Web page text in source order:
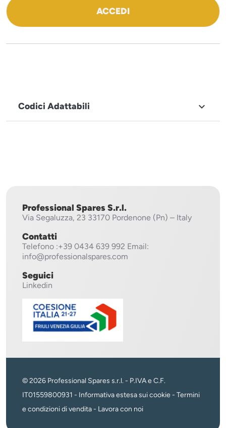
ACCEDI
Codici Adattabili 
Professional Spares S.r.l.
Via Segaluzza, 23 33170 Pordenone (Pn) – Italy
Contatti
Telefono :+39 0434 639 992 Email:
info@professionalspares.com
Seguici
Linkedin
© 2026 Professional Spares s.r.l. - P.IVA e C.F.
IT01559800931 - Informativa estesa sui cookie - Termini
e condizioni di vendita- Lavora con noi